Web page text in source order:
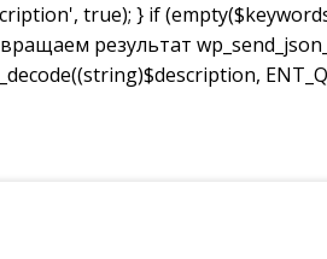
true); } if
результат